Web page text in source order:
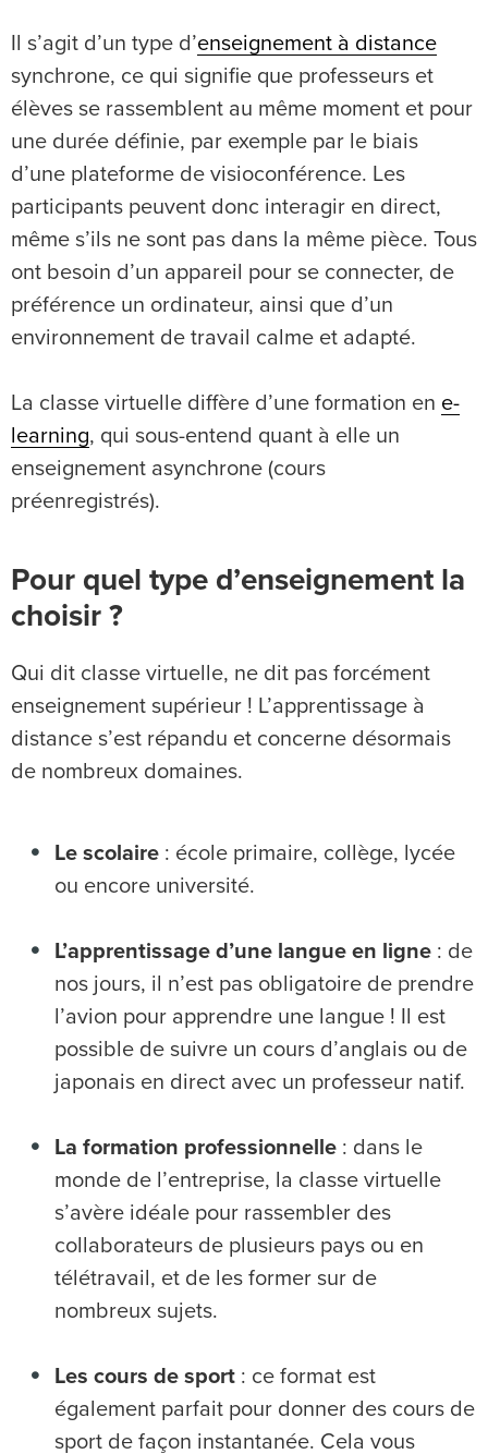
Il s’agit d’un type d’enseignement à distance
synchrone, ce qui signifie que professeurs et
élèves se rassemblent au même moment et pour
une durée définie, par exemple par le biais
d’une plateforme de visioconférence. Les
participants peuvent donc interagir en direct,
même s’ils ne sont pas dans la même pièce. Tous
ont besoin d’un appareil pour se connecter, de
préférence un ordinateur, ainsi que d’un
environnement de travail calme et adapté.
La classe virtuelle diffère d’une formation en e-
learning, qui sous-entend quant à elle un
enseignement asynchrone (cours
préenregistrés).
Pour quel type d’enseignement la
choisir ?
Qui dit classe virtuelle, ne dit pas forcément
enseignement supérieur ! L’apprentissage à
distance s’est répandu et concerne désormais
de nombreux domaines.
Le scolaire : école primaire, collège, lycée
ou encore université.
L’apprentissage d’une langue en ligne : de
nos jours, il n’est pas obligatoire de prendre
l’avion pour apprendre une langue ! Il est
possible de suivre un cours d’anglais ou de
japonais en direct avec un professeur natif.
La formation professionnelle : dans le
monde de l’entreprise, la classe virtuelle
s’avère idéale pour rassembler des
collaborateurs de plusieurs pays ou en
télétravail, et de les former sur de
nombreux sujets.
Les cours de sport : ce format est
également parfait pour donner des cours de
sport de façon instantanée. Cela vous